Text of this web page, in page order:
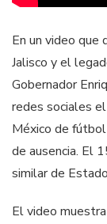
En un video
Jalisco y el
Gobernador
redes sociales
México de
de ausencia. El
similar de
El video